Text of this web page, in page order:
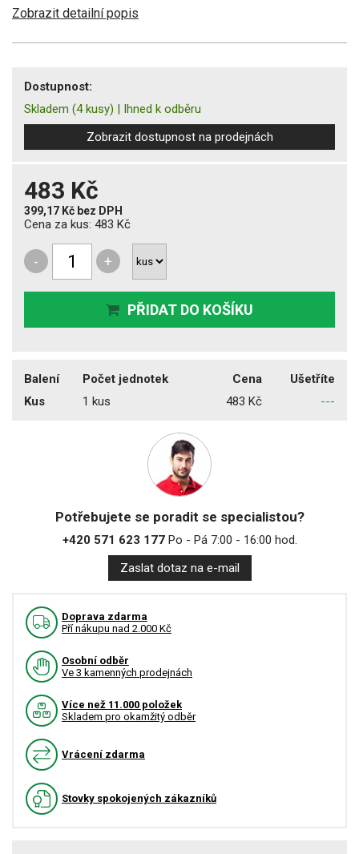
Zobrazit detailní popis
Dostupnost:
Skladem (4 kusy) | Ihned k odběru
Zobrazit dostupnost na prodejnách
483 Kč
399,17 Kč bez DPH
Cena za kus: 483 Kč
- +
PŘIDAT DO KOŠÍKU
Balení Počet jednotek Cena
Ušetříte
Kus
1 kus 483 Kč ---
Potřebujete se poradit se specialistou?
+420 571 623 177Po - Pá 7:00 - 16:00 hod.
Zaslat dotaz na e-mail
Doprava zdarma
Pří nákupu nad 2.000 Kč
Osobní odběr
Ve 3 kamenných prodejnách
Více než 11.000 položek
Skladem pro okamžitý odběr
Vrácení zdarma
Stovky spokojených zákazníků